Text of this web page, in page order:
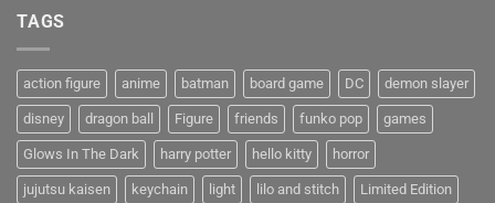
TAGS
action figure anime batman board game DC demon slayer
disney dragon ball Figure friends funko pop games
Glows In The Dark harry potter hello kitty horror
jujutsu kaisen keychain light lilo and stitch Limited Edition